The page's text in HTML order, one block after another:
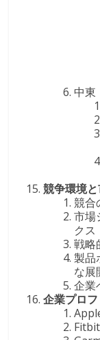
中東
競争環境
競合
市場
クス
戦略
製品
な展
企業
企業プロ